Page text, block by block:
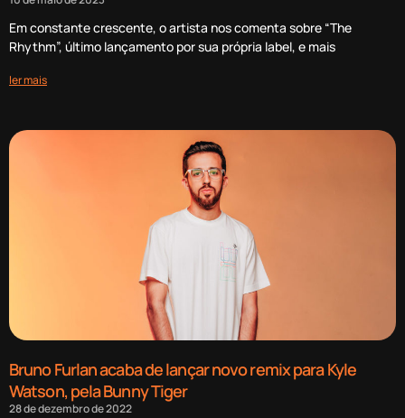
Em constante crescente, o artista nos comenta sobre “The
Rhythm”, último lançamento por sua própria label, e mais
ler mais
Bruno Furlan acaba de lançar novo remix para Kyle
Watson, pela Bunny Tiger
28 de dezembro de 2022